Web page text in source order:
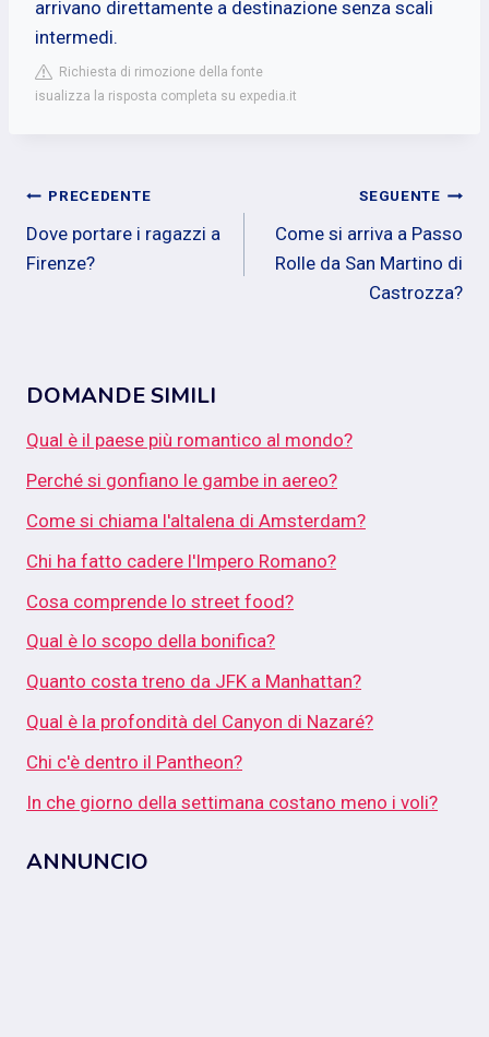
arrivano direttamente a destinazione senza scali
intermedi.
Richiesta di rimozione della fonte
isualizza la risposta completa su expedia.it
Navigazione
articoli
PRECEDENTE
Dove portare i ragazzi a
Firenze?
SEGUENTE
Come si arriva a Passo
Rolle da San Martino di
Castrozza?
DOMANDE SIMILI
Qual è il paese più romantico al mondo?
Perché si gonfiano le gambe in aereo?
Come si chiama l'altalena di Amsterdam?
Chi ha fatto cadere l'Impero Romano?
Cosa comprende lo street food?
Qual è lo scopo della bonifica?
Quanto costa treno da JFK a Manhattan?
Qual è la profondità del Canyon di Nazaré?
Chi c'è dentro il Pantheon?
In che giorno della settimana costano meno i voli?
ANNUNCIO